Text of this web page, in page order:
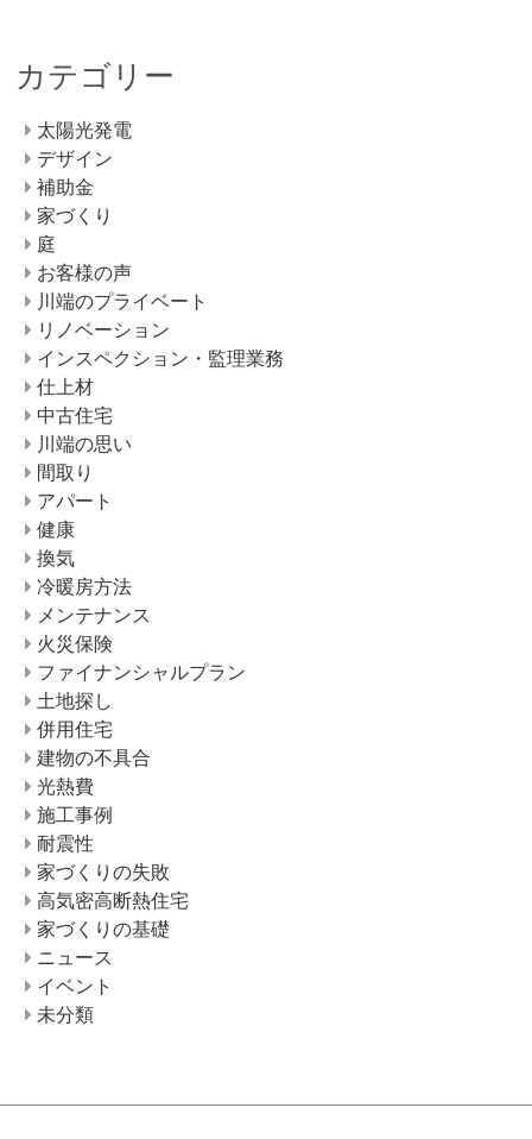
カテゴリー
太陽光発電
デザイン
補助金
家づくり
庭
お客様の声
川端のプライベート
リノベーション
インスペクション・監理業務
仕上材
中古住宅
川端の思い
間取り
アパート
健康
換気
冷暖房方法
メンテナンス
火災保険
ファイナンシャルプラン
土地探し
併用住宅
建物の不具合
光熱費
施工事例
耐震性
家づくりの失敗
高気密高断熱住宅
家づくりの基礎
ニュース
イベント
未分類